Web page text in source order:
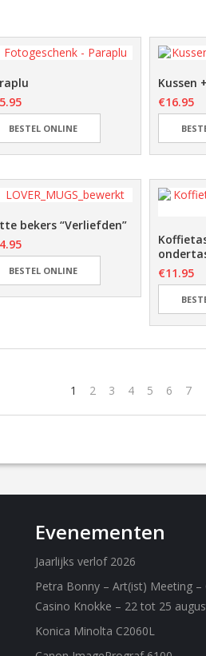
BESTEL ONLINE
Kussen
€16.95
bekers “Verliefden”
BESTEL ONLINE
€11.95
1 2 3 4 5 6 7
Evenementen
Jaarlijks verlof 2026
Petra Bonny – Art(ist) Meeting –
Casino Knokke – 22 tot 25
Konica Minolta C2060L